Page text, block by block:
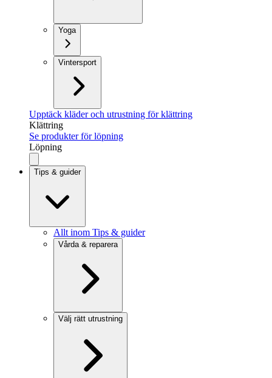
Yoga
Vintersport
Upptäck kläder och utrustning för klättring
Klättring
Se produkter för löpning
Löpning
Tips & guider
Allt inom Tips & guider
Vårda & reparera
Välj rätt utrustning